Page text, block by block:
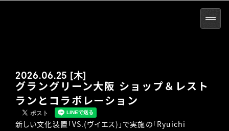
2026.06.25 [木]
グラングリーン大阪 ショップ＆レスト
ランとコラボレーション
新しい文化装置「VS.(ヴイエス)」で実施の「Ryuichi